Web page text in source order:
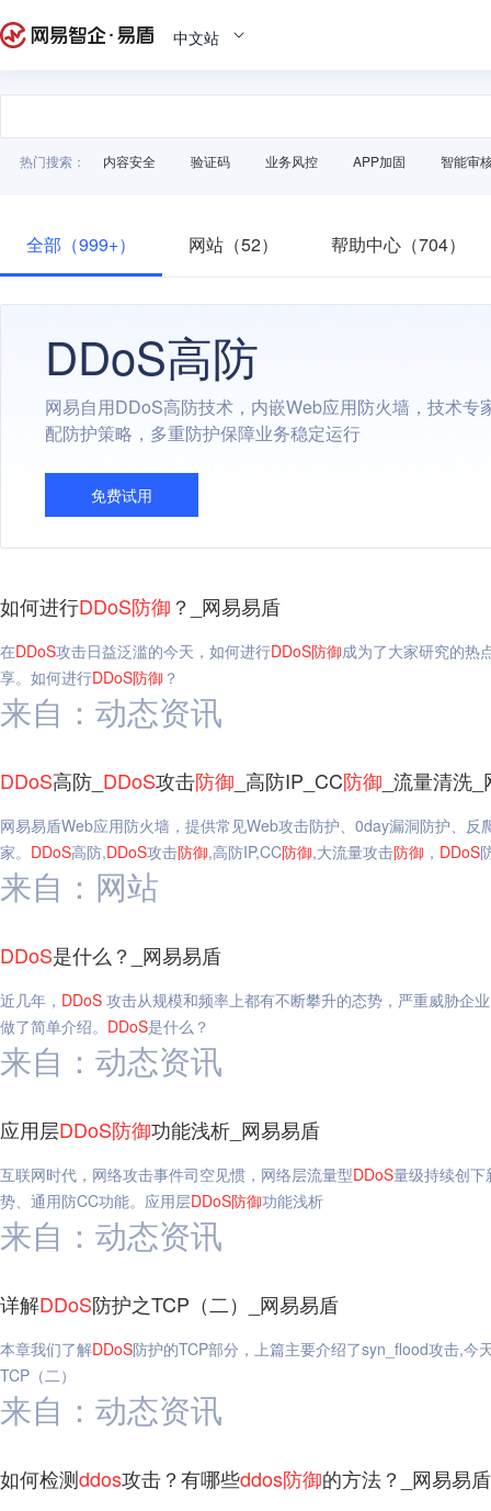
中文站
热门搜索： 内容安全 验证码 业务风控 APP加固 智能审
全部（999+） 网站（52） 帮助中心（704）
DDoS高防
网易自用DDoS高防技术，内嵌Web应用防火墙，技术专
配防护策略，多重防护保障业务稳定运行
免费试用
如何进行DDoS防御 ？_网易易盾
在DDoS攻击日益泛滥的今天，如何进行DDoS防御成为了大家研究的热
享。如何进行DDoS防御 ？
来自：动态资讯
DDoS高防_ DDoS攻击防御 _高防IP_CC防御 _流量清洗
网易易盾Web应用防火墙，提供常见Web攻击防护、0day漏洞防护、
家。 DDoS高防,DDoS攻击防御,高防IP,CC防御,大流量攻击防御 ， DDoS
来自：网站
DDoS是什么？_网易易盾
近几年， DDoS 攻击从规模和频率上都有不断攀升的态势，严重威胁企
做了简单介绍。 DDoS是什么？
来自：动态资讯
应用层DDoS防御功能浅析_网易易盾
互联网时代，网络攻击事件司空见惯，网络层流量型DDoS量级持续创
势、通用防CC功能。应用层DDoS防御功能浅析
来自：动态资讯
详解DDoS防护之TCP（二）_网易易盾
本章我们了解DDoS防护的TCP部分，上篇主要介绍了syn_flood攻击,今
TCP（二）
来自：动态资讯
如何检测ddos攻击？有哪些ddos防御的方法？_网易易盾